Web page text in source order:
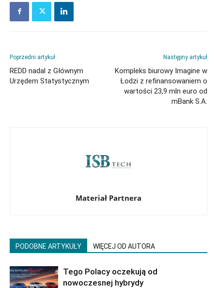
Poprzedni artykuł
REDD nadal z Głównym
Urzędem Statystycznym
Następny artykuł
Kompleks biurowy Imagine w
Łodzi z refinansowaniem o
wartości 23,9 mln euro od
mBank S.A.
Materiał Partnera
PODOBNE ARTYKUŁY WIĘCEJ OD AUTORA
Tego Polacy oczekują od
nowoczesnej hybrydy